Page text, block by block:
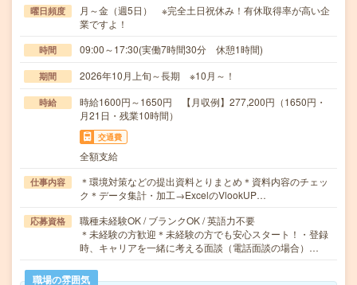
曜日頻度
月～金（週5日） ※完全土日祝休み！有休取得率が高い企
業ですよ！
時間 09:00～17:30(実働7時間30分 休憩1時間)
期間 2026年10月上旬～長期 ※10月～！
時給
時給1600円～1650円 【月収例】277,200円（1650円・
月21日・残業10時間）
交通費
全額支給
仕事内容
＊環境対策などの提出資料とりまとめ＊資料内容のチェッ
ク＊データ集計・加工→ExcelのVlookUP…
応募資格
職種未経験OK / ブランクOK / 英語力不要
＊未経験の方歓迎＊未経験の方でも安心スタート！・登録
時、キャリアを一緒に考える面談（電話面談の場合）…
職場の雰囲気